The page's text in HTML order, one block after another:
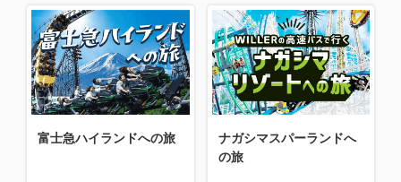
富士急ハイランドへの旅
ナガシマスパーランドへ
の旅